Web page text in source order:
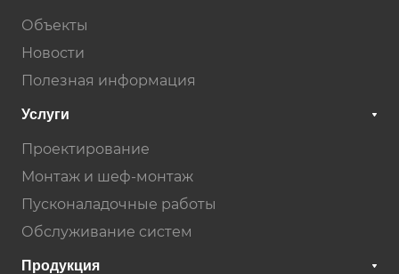
Объекты
Новости
Полезная информация
Услуги
Проектирование
Монтаж и шеф-монтаж
Пусконаладочные работы
Обслуживание систем
Продукция